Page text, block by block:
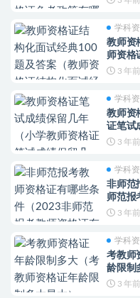
学科
教师资
师资格
盘）3 年前
学科
教师资
证笔试
3 年前
学科
非师范
师范报
3 年前
学科
考教师
龄限制
3 年前